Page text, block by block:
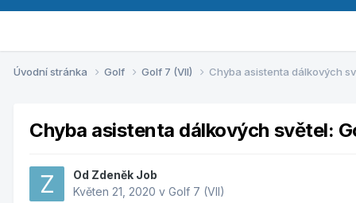
Úvodní stránka Golf Golf 7 (VII) Chyba asistenta dálkových
Chyba asistenta dálkových světel:
Od Zdeněk Job
Květen 21, 2020 v Golf 7 (VII)